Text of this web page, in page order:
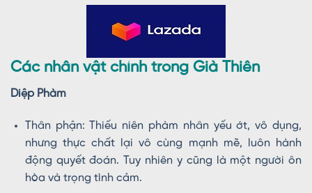
Các nhân vật chính trong Già Thiên
Diệp Phàm
Thân phận: Thiếu niên phàm nhân yếu ớt, vô dụng,
nhưng thực chất lại vô cùng mạnh mẽ, luôn hành
động quyết đoán. Tuy nhiên y cũng là một người ôn
hòa và trọng tình cảm.